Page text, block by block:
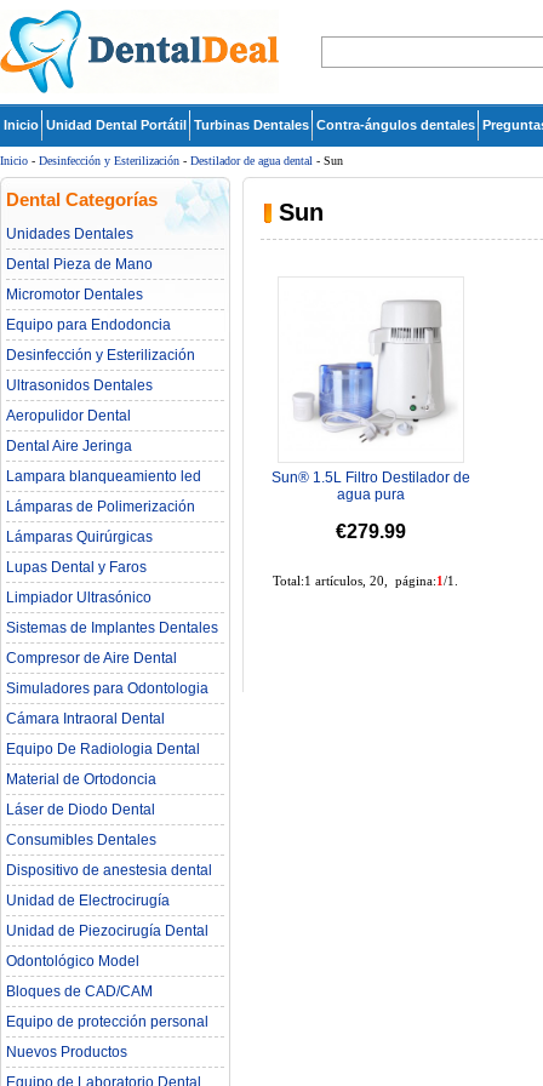
Inicio Unidad Dental Portátil Turbinas Dentales Contra-ángulos dentales
Inicio - Desinfección y Esterilización - Destilador de agua dental - Sun
Dental Categorías
Unidades Dentales
Dental Pieza de Mano
Micromotor Dentales
Equipo para Endodoncia
Desinfección y Esterilización
Ultrasonidos Dentales
Aeropulidor Dental
Dental Aire Jeringa
Lampara blanqueamiento led
dental
Lámparas de Polimerización
Lámparas Quirúrgicas
Lupas Dental y Faros
Limpiador Ultrasónico
Sistemas de Implantes Dentales
Compresor de Aire Dental
Simuladores para Odontologia
Cámara Intraoral Dental
Equipo De Radiologia Dental‎
Material de Ortodoncia
Láser de Diodo Dental
Consumibles Dentales
Dispositivo de anestesia dental
Unidad de Electrocirugía
Unidad de Piezocirugía Dental
Odontológico Model
Bloques de CAD/CAM
Equipo de protección personal
Nuevos Productos
Equipo de Laboratorio Dental
Sun
Sun® 1.5L Filtro Destilador de
agua pura
€279.99
Total:1 artículos, 20, página:1/1.